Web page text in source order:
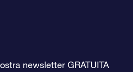
newsletter GRATUITA